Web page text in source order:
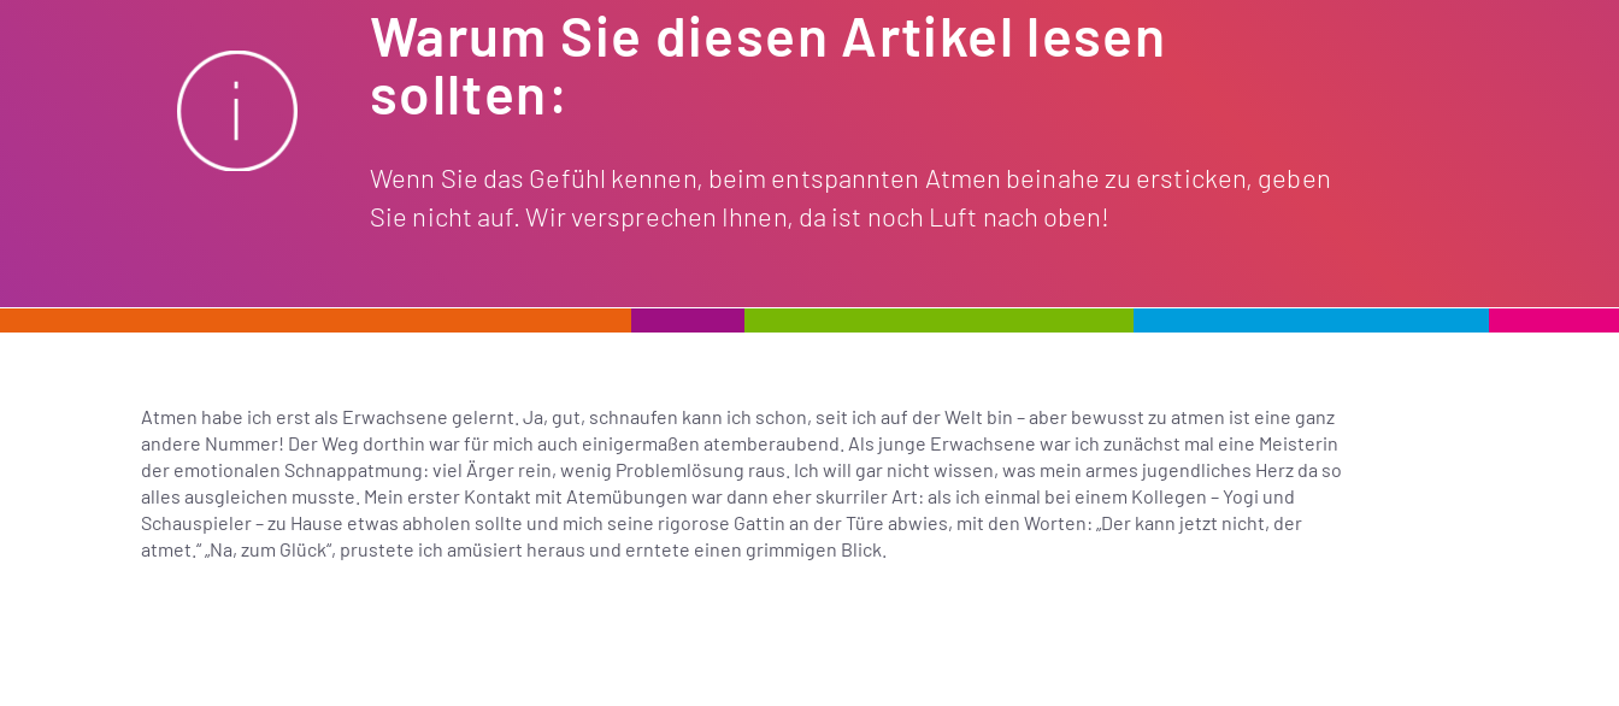
Warum Sie diesen Artikel lesen
sollten:
Wenn Sie das Gefühl kennen, beim entspannten Atmen beinahe zu ersticken, geben
Sie nicht auf. Wir versprechen Ihnen, da ist noch Luft nach oben!
Atmen habe ich erst als Erwachsene gelernt. Ja, gut, schnaufen kann ich schon, seit ich auf der Welt bin – aber bewusst zu atmen ist eine ganz
andere Nummer! Der Weg dorthin war für mich auch einigermaßen atemberaubend. Als junge Erwachsene war ich zunächst mal eine Meisterin
der emotionalen Schnappatmung: viel Ärger rein, wenig Problemlösung raus. Ich will gar nicht wissen, was mein armes jugendliches Herz da so
alles ausgleichen musste. Mein erster Kontakt mit Atemübungen war dann eher skurriler Art: als ich einmal bei einem Kollegen – Yogi und
Schauspieler – zu Hause etwas abholen sollte und mich seine rigorose Gattin an der Türe abwies, mit den Worten: „Der kann jetzt nicht, der
atmet.“ „Na, zum Glück“, prustete ich amüsiert heraus und erntete einen grimmigen Blick.